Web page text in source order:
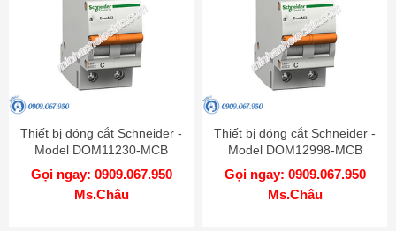
Thiết bị đóng cắt Schneider -
Model DOM11230-MCB
Gọi ngay: 0909.067.950
Ms.Châu
Thiết bị đóng cắt Schneider -
Model DOM12998-MCB
Gọi ngay: 0909.067.950
Ms.Châu